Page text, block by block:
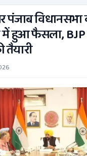
पंजाब विधानसभा
में हुआ फैसला,
तैयारी